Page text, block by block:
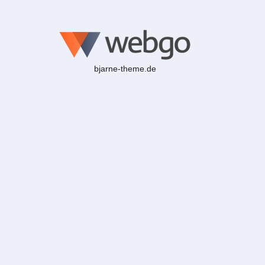
bjarne-theme.de